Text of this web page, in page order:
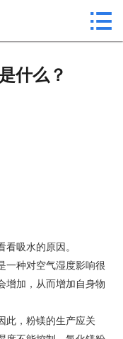
行业动态

什么？
吸水的原因。
一种对空气湿度影响很
增加，从而增加自身物
此，粉镁的生产应关